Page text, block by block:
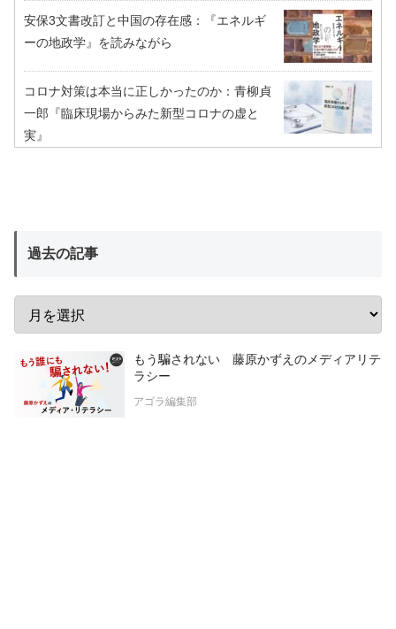
安保3文書改訂と中国の存在感：『エネルギ
ーの地政学』を読みながら
コロナ対策は本当に正しかったのか：青柳貞
一郎『臨床現場からみた新型コロナの虚と
実』
過去の記事
もう騙されない 藤原かずえのメディアリテ
ラシー
アゴラ編集部